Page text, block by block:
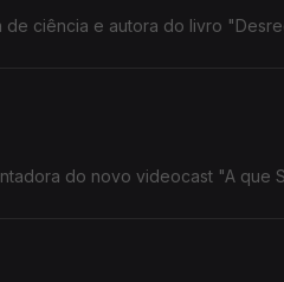
de ciência e autora do livro
do novo videocast "A que